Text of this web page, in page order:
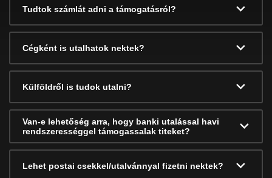
Tudtok számlát adni a támogatásról?
Cégként is utalhatok nektek?
Külföldről is tudok utalni?
Van-e lehetőség arra, hogy banki utalással havi
rendszerességgel támogassalak titeket?
Lehet postai csekkel/utalvánnyal fizetni nektek?